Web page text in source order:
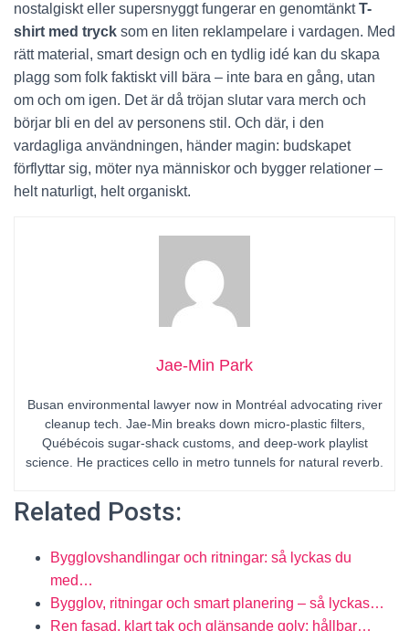
nostalgiskt eller supersnyggt fungerar en genomtänktT-
shirt med tryck som en liten reklampelare i vardagen. Med
rätt material, smart design och en tydlig idé kan du skapa
plagg som folk faktiskt vill bära – inte bara en gång, utan
om och om igen. Det är då tröjan slutar vara merch och
börjar bli en del av personens stil. Och där, i den
vardagliga användningen, händer magin: budskapet
förflyttar sig, möter nya människor och bygger relationer –
helt naturligt, helt organiskt.
Jae-Min Park
Busan environmental lawyer now in Montréal advocating river
cleanup tech. Jae-Min breaks down micro-plastic filters,
Québécois sugar-shack customs, and deep-work playlist
science. He practices cello in metro tunnels for natural reverb.
Related Posts:
Bygglovshandlingar och ritningar: så lyckas du
med…
Bygglov, ritningar och smart planering – så lyckas…
Ren fasad, klart tak och glänsande golv: hållbar…